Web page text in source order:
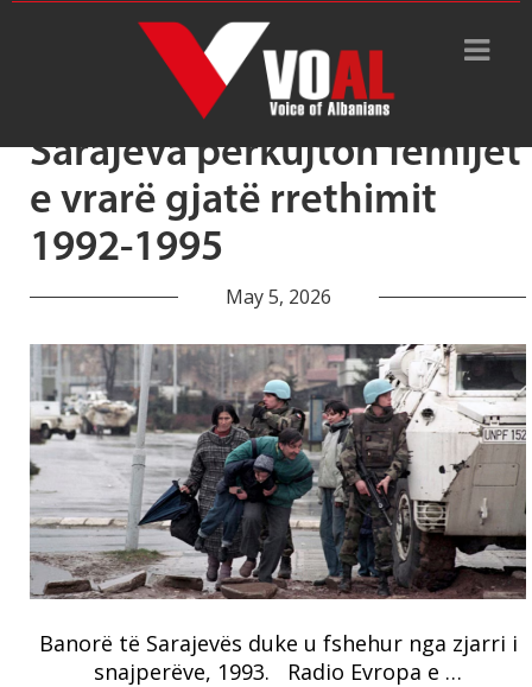
Tag Archive: zjarri i snajperëve
Sarajeva përkujton fëmijët
e vrarë gjatë rrethimit
1992-1995
May 5, 2026
Banorë të Sarajevës duke u fshehur nga zjarri i
snajperëve, 1993. Radio Evropa e …